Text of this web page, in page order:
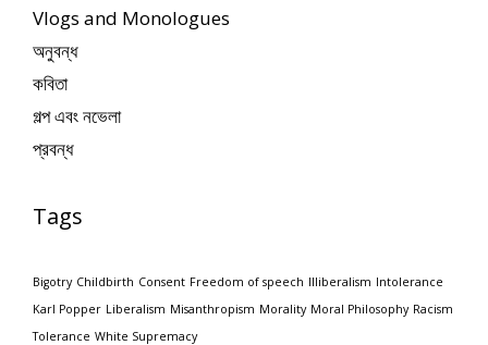
Vlogs and Monologues
অনুবন্ধ
কবিতা
গল্প এবং নভেলা
প্রবন্ধ
Tags
Bigotry Childbirth Consent Freedom of speech Illiberalism Intolerance
Karl Popper Liberalism Misanthropism Morality Moral Philosophy Racism
Tolerance White Supremacy